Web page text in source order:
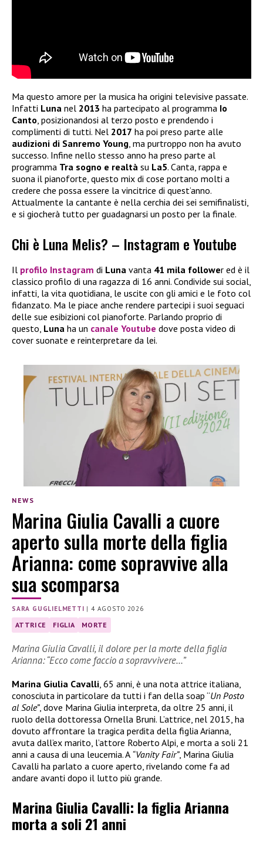
Ma questo amore per la musica ha origini televisive passate.
Infatti Luna nel 2013 ha partecipato al programma Io
Canto, posizionandosi al terzo posto e prendendo i
complimenti di tutti. Nel 2017 ha poi preso parte alle
audizioni di Sanremo Young, ma purtroppo non ha avuto
successo. Infine nello stesso anno ha preso parte al
programma Tra sogno e realtà su La5. Canta, rappa e
suona il pianoforte, questo mix di cose portano molti a
credere che possa essere la vincitrice di quest’anno.
Attualmente la cantante è nella cerchia dei sei semifinalisti,
e si giocherà tutto per guadagnarsi un posto per la finale.
Chi è Luna Melis? – Instagram e Youtube
Il profilo Instagram di Luna vanta 41 mila follower ed è il
classico profilo di una ragazza di 16 anni. Condivide sui social,
infatti, la vita quotidiana, le uscite con gli amici e le foto col
fidanzato. Ma le piace anche rendere partecipi i suoi seguaci
delle sue esibizioni col pianoforte. Parlando proprio di
questo, Luna ha un canale Youtube dove posta video di
cover suonate e reinterpretare da lei.
NEWS
Marina Giulia Cavalli a cuore
aperto sulla morte della figlia
Arianna: come sopravvive alla
sua scomparsa
SARA GUGLIELMETTI |4 AGOSTO 2026
ATTRICE FIGLIA MORTE
Marina Giulia Cavalli, il dolore per la morte della figlia
Arianna: “Ecco come faccio a sopravvivere…”
Marina Giulia Cavalli, 65 anni, è una nota attrice italiana,
conosciuta in particolare da tutti i fan della soap “Un Posto
al Sole”, dove Marina Giulia interpreta, da oltre 25 anni, il
ruolo della dottoressa Ornella Bruni. L’attrice, nel 2015, ha
dovuto affrontare la tragica perdita della figlia Arianna,
avuta dall’ex marito, l’attore Roberto Alpi, e morta a soli 21
anni a causa di una leucemia. A “Vanity Fair”, Marina Giulia
Cavalli ha parlato a cuore aperto, rivelando come fa ad
andare avanti dopo il lutto più grande.
Marina Giulia Cavalli: la figlia Arianna
morta a soli 21 anni